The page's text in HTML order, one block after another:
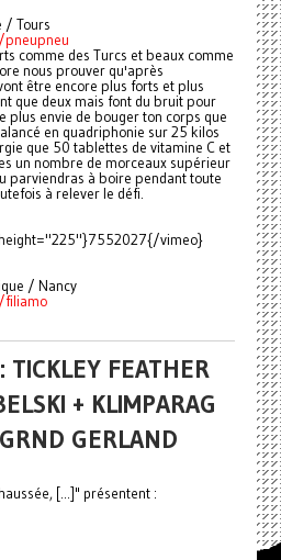
/ Tours
comme des Turcs et beaux comme
nous prouver qu'après
être encore plus forts et plus
que deux mais font du bruit pour
plus envie de bouger ton corps que
en quadriphonie sur 25 kilos
que 50 tablettes de vitamine C et
un nombre de morceaux supérieur
parviendras à boire pendant toute
à relever le défi.
vimeo}
/ Nancy
filiamo
TICKLEY FEATHER
+ KLIMPARAG
GERLAND
[...]" présentent :